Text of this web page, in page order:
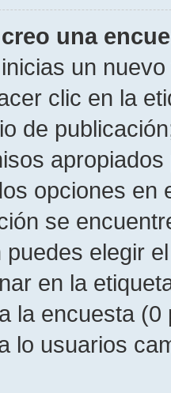
una
un
clic en la
de
opciones en
se
puedes elegir
en la
la encuesta (0
lo usuarios